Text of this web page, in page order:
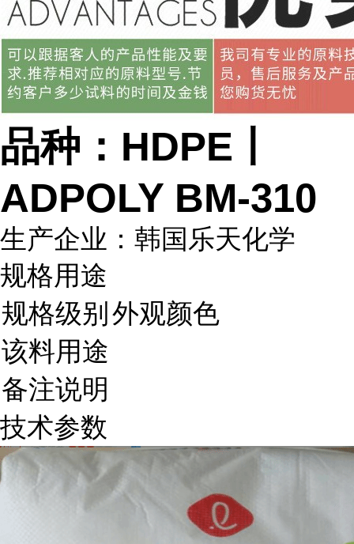
品种：HDPE丨
ADPOLY BM-310
生产企业：韩国乐天化学
规格用途
规格级别 外观颜色
该料用途
备注说明
技术参数